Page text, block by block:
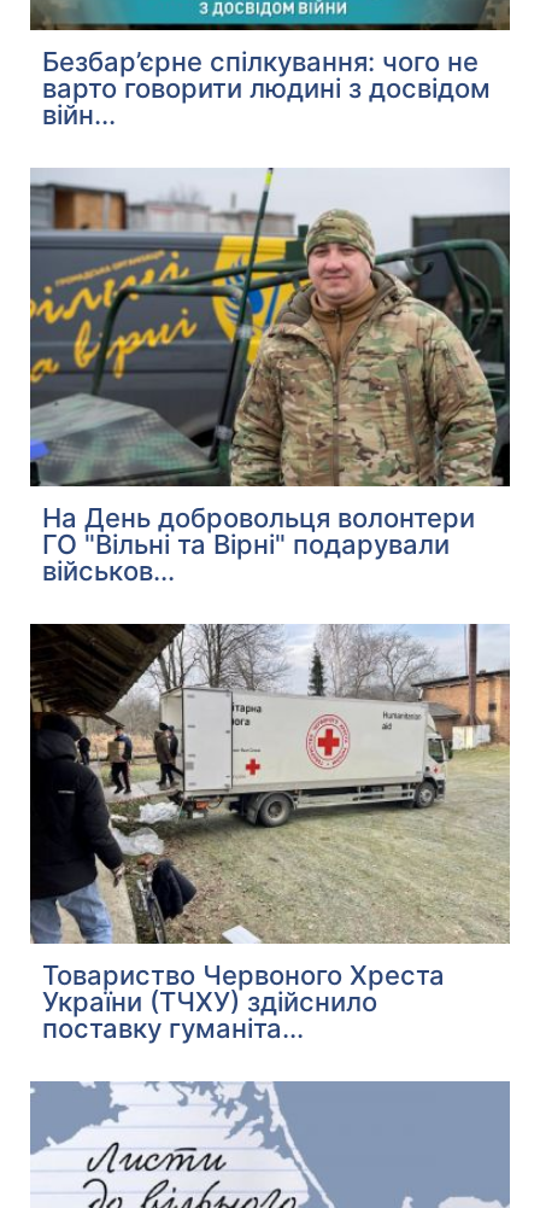
Безбар’єрне спілкування: чого не
варто говорити людині з досвідом
війн...
На День добровольця волонтери
ГО "Вільні та Вірні" подарували
військов...
Товариство Червоного Хреста
України (ТЧХУ) здійснило
поставку гуманіта...